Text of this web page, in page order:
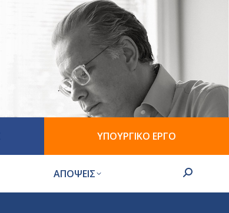
ΥΠΟΥΡΓΙΚΟ ΕΡΓΟ
ΑΠΟΨΕΙΣ Search: